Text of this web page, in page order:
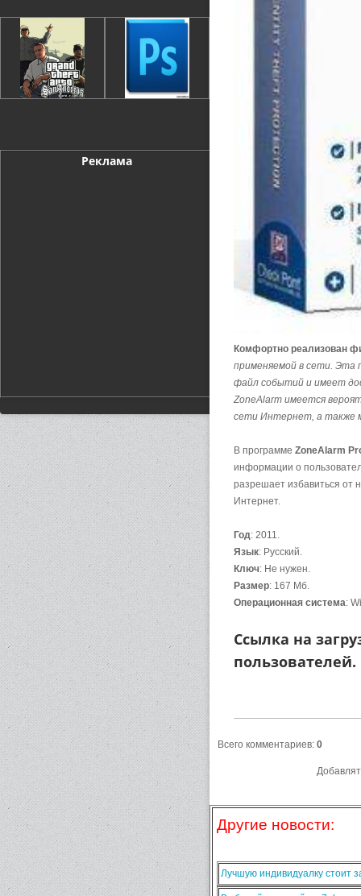
Реклама
Комфортно реализован
применяемой в сети. Эта
файл событий и имеет
ZoneAlarm имеется
сети Интернет, а также
В программе ZoneAlarm
информации о
разрешает избавиться от
Интернет.
Год: 2011.
Язык: Русский.
Ключ: Не нужен.
Размер: 167 Мб.
Операционная система:
Ссылка на
пользователей.
Всего комментариев: 0
Другие новости:
Лучшую индивидуалку стоит